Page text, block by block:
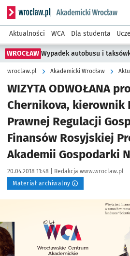
Serwis informacyjny wroclaw.pl
Aktualności WCA Dla studenta
WROCŁAW Wypadek autobusu i
wroclaw.pl Akademicki Wrocław
WIZYTA ODWOŁANA
Chernikova, kierownik
Prawnej Regulacji
Finansów Rosyjskiej
Akademii Gospodarki
Data publikacji:
20.04.2018 11:48 | Autor:
Redakcja www.wroclaw.pl
Materiał archiwalny